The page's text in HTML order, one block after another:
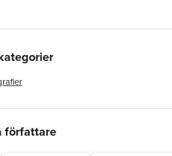
9781400077304
författare